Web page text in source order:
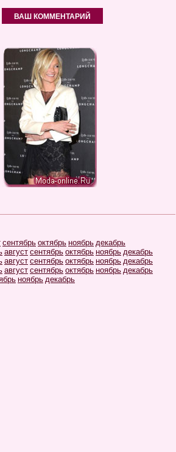
ВАШ КОММЕНТАРИЙ
сентябрь октябрь ноябрь декабрь
август сентябрь октябрь ноябрь декабрь
август сентябрь октябрь ноябрь декабрь
август сентябрь октябрь ноябрь декабрь
ноябрь декабрь